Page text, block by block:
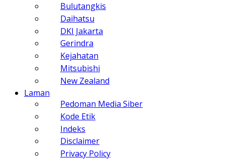
Bulutangkis
Daihatsu
DKI Jakarta
Gerindra
Kejahatan
Mitsubishi
New Zealand
Laman
Pedoman Media Siber
Kode Etik
Indeks
Disclaimer
Privacy Policy